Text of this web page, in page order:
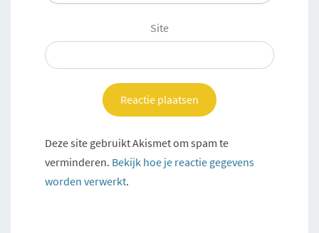
Site
Deze site gebruikt Akismet om spam te
verminderen. Bekijk hoe je reactie gegevens
worden verwerkt.